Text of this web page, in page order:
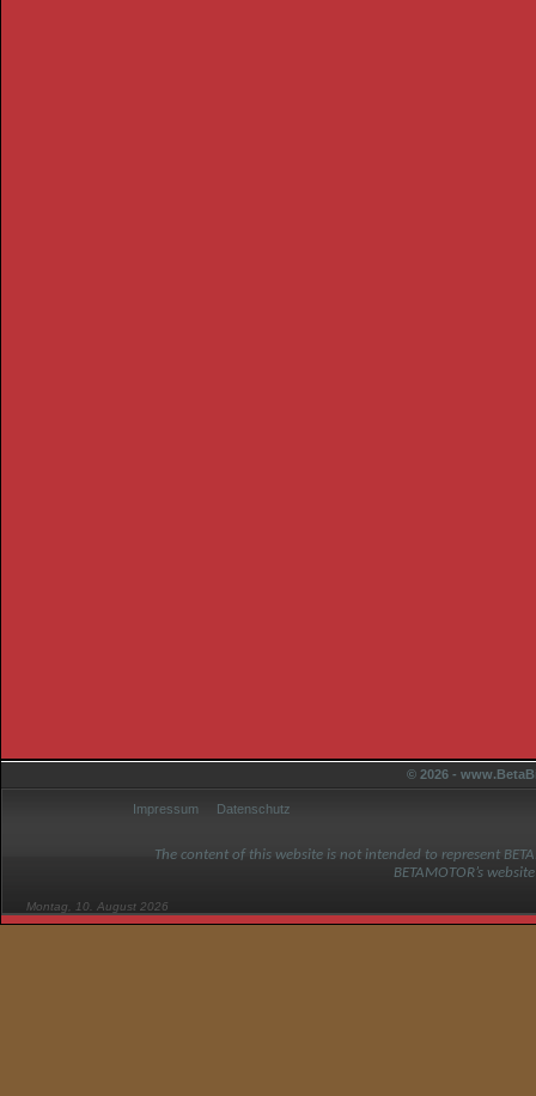
© 2026 -
Impressum Datenschutz
The content of this website is not intended to represent
BETAMOTOR’s
Montag, 10. August 2026